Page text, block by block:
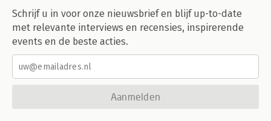
Schrijf u in voor onze nieuwsbrief en blijf up-to-date
met relevante interviews en recensies, inspirerende
events en de beste acties.
Aanmelden